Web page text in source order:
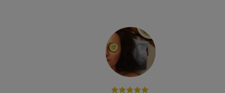
קנינו ספות נפתחות ומזרונים לבית - ממליצים בחום !
ומוצר נהדרים!